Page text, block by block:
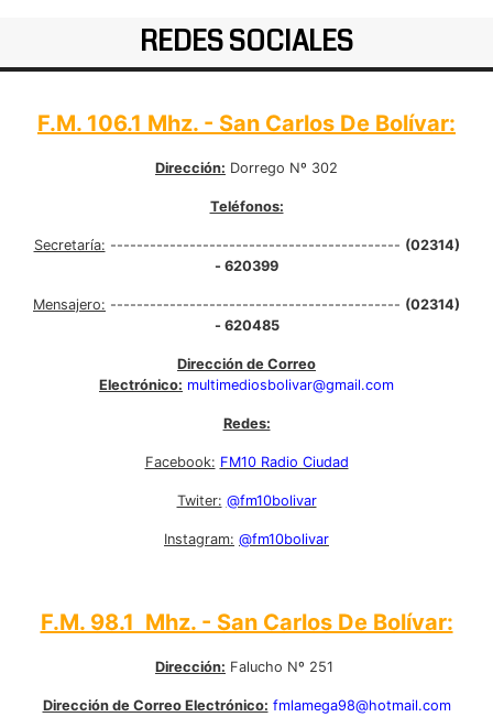
REDES SOCIALES
F.M. 106.1 Mhz. - San Carlos De Bolívar:
Dirección: Dorrego Nº 302
Teléfonos:
Secretaría: -------------------------------------------- (02314)
- 620399
Mensajero: -------------------------------------------- (02314)
- 620485
Dirección de Correo
Electrónico: multimediosbolivar@gmail.com
Redes:
Facebook: FM10 Radio Ciudad
Twiter: @fm10bolivar
Instagram: @fm10bolivar
F.M. 98.1 Mhz. - San Carlos De Bolívar:
Dirección: Falucho Nº 251
Dirección de Correo Electrónico: fmlamega98@hotmail.com